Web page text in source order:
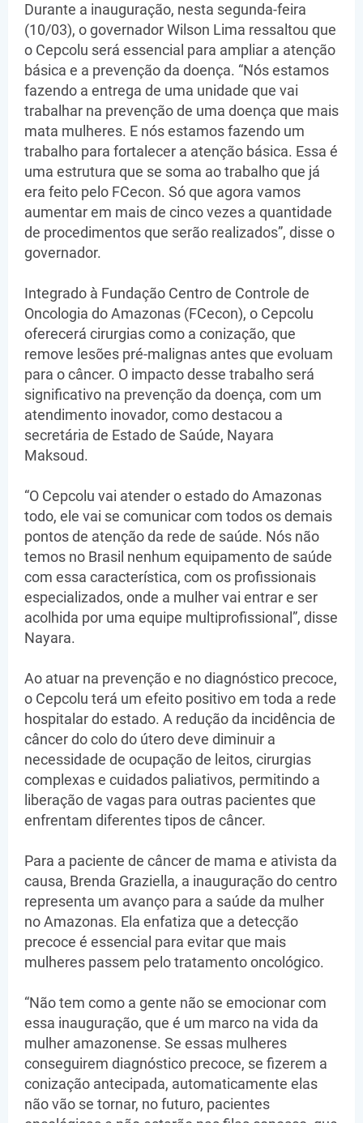
Durante a inauguração, nesta segunda-feira
(10/03), o governador Wilson Lima ressaltou que
o Cepcolu será essencial para ampliar a atenção
básica e a prevenção da doença. “Nós estamos
fazendo a entrega de uma unidade que vai
trabalhar na prevenção de uma doença que mais
mata mulheres. E nós estamos fazendo um
trabalho para fortalecer a atenção básica. Essa é
uma estrutura que se soma ao trabalho que já
era feito pelo FCecon. Só que agora vamos
aumentar em mais de cinco vezes a quantidade
de procedimentos que serão realizados”, disse o
governador.
Integrado à Fundação Centro de Controle de
Oncologia do Amazonas (FCecon), o Cepcolu
oferecerá cirurgias como a conização, que
remove lesões pré-malignas antes que evoluam
para o câncer. O impacto desse trabalho será
significativo na prevenção da doença, com um
atendimento inovador, como destacou a
secretária de Estado de Saúde, Nayara
Maksoud.
“O Cepcolu vai atender o estado do Amazonas
todo, ele vai se comunicar com todos os demais
pontos de atenção da rede de saúde. Nós não
temos no Brasil nenhum equipamento de saúde
com essa característica, com os profissionais
especializados, onde a mulher vai entrar e ser
acolhida por uma equipe multiprofissional”, disse
Nayara.
Ao atuar na prevenção e no diagnóstico precoce,
o Cepcolu terá um efeito positivo em toda a rede
hospitalar do estado. A redução da incidência de
câncer do colo do útero deve diminuir a
necessidade de ocupação de leitos, cirurgias
complexas e cuidados paliativos, permitindo a
liberação de vagas para outras pacientes que
enfrentam diferentes tipos de câncer.
Para a paciente de câncer de mama e ativista da
causa, Brenda Graziella, a inauguração do centro
representa um avanço para a saúde da mulher
no Amazonas. Ela enfatiza que a detecção
precoce é essencial para evitar que mais
mulheres passem pelo tratamento oncológico.
“Não tem como a gente não se emocionar com
essa inauguração, que é um marco na vida da
mulher amazonense. Se essas mulheres
conseguirem diagnóstico precoce, se fizerem a
conização antecipada, automaticamente elas
não vão se tornar, no futuro, pacientes